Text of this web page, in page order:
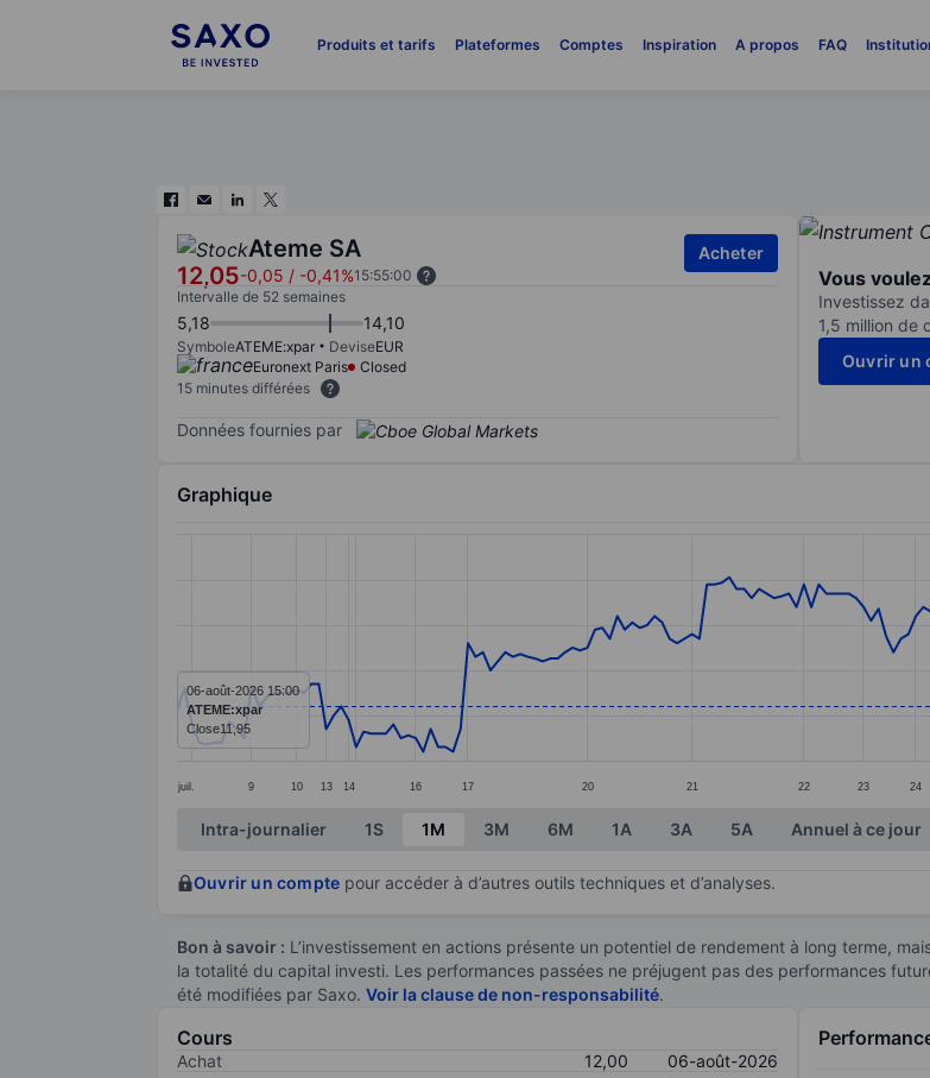
Produits et tarifs Plateformes Comptes Inspiration A propos FAQ
Ateme SA
12,05-0,05 / -0,41%15:55:00
Acheter
Intervalle de 52 semaines
5,18 14,10
SymboleATEME:xpar DeviseEUR
Euronext Paris
Closed
15 minutes différées
Données fournies par
Vous
Investissez
1,5 million de
Ouvrir un
Graphique
The chart has 1 Y axis displaying values. Data ranges from 11.6 to 13.53.
juil. 9 10 13 14 16 17 20 21 22 23 24
06-août-2026 15:00
ATEME:xpar
Close11,95
End of interactive chart.
Intra-journalier 1S 1M 3M 6M 1A 3A 5A Annuel à ce jour
Ouvrir un compte pour accéder à d’autres outils techniques et d’analyses.
Bon à savoir : L’investissement en actions présente un potentiel de rendement à long terme,
la totalité du capital investi. Les performances passées ne préjugent pas des performances
été modifiées par Saxo. Voir la clause de non-responsabilité.
Cours
Achat 12,00
06-août-2026